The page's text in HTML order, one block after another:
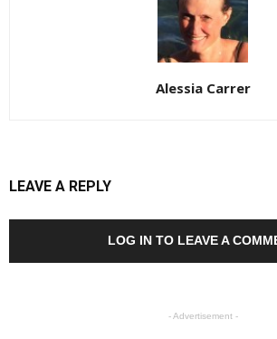
Alessia Carrer
LEAVE A REPLY
LOG IN TO LEAVE A
- Advertisement -